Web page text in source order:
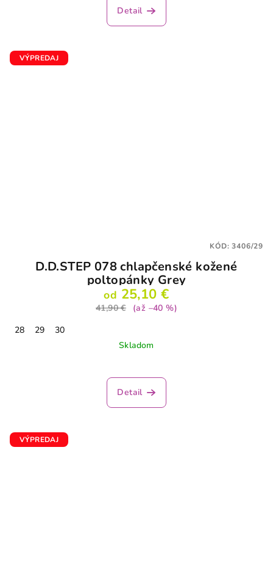
Detail
VÝPREDAJ
D.D.STEP 078 chlapčenské kožené
poltopánky Grey
od 25,10 €
41,90 €
(až –40 %)
28
29
30
Skladom
Detail
KÓD:3406/29
VÝPREDAJ